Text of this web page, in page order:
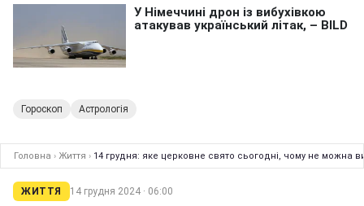
Гороскоп Астрологія
Головна › Життя › 14 грудня: яке церковне свято сьогодні, чому не можна
ЖИТТЯ 14 грудня 2024 · 06:00